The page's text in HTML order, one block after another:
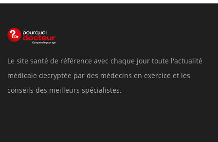
Le site santé de référence avec chaque jour toute l'actualité
médicale decryptée par des médecins en exercice et les
conseils des meilleurs spécialistes.